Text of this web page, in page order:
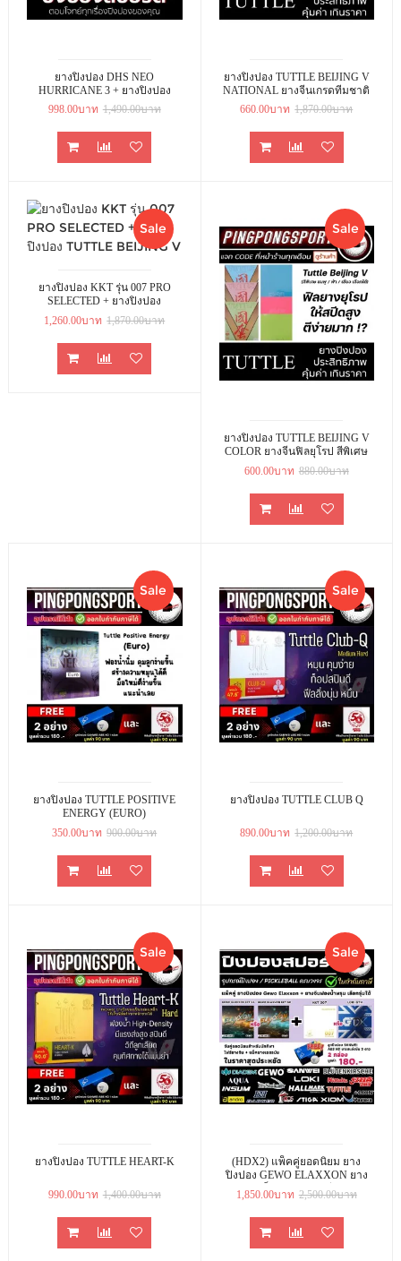
ยางปิงปอง DHS NEO
HURRICANE 3 + ยางปิงปอง
TUTTLE POSITIVE ENERGY
NON TACKY แถมฟรี กาวปิงปอง
PINGPONGSPORT 9 ML.
998.00บาท 1,490.00บาท
ยางปิงปอง TUTTLE BEIJING V
NATIONAL ยางจีนเกรดทีมชาติ
คุมง่าย ตีง่าย
660.00บาท 1,870.00บาท
Sale
ยางปิงปอง KKT รุ่น 007 PRO
SELECTED + ยางปิงปอง
TUTTLE BEIJING V
1,260.00บาท 1,870.00บาท
Sale
ยางปิงปอง TUTTLE BEIJING V
COLOR ยางจีนฟิลยุโรป สีพิเศษ
600.00บาท 880.00บาท
Sale
ยางปิงปอง TUTTLE POSITIVE
ENERGY (EURO)
350.00บาท 900.00บาท
Sale
ยางปิงปอง TUTTLE CLUB Q
890.00บาท 1,200.00บาท
Sale
ยางปิงปอง TUTTLE HEART-K
990.00บาท 1,400.00บาท
Sale
(HDX2) แพ็คคู่ยอดนิยม ยาง
ปิงปอง GEWO ELAXXON ยาง
เยอรมัน เร็ว แรง + ยางจีนสายบุก
KKT 007 PRO SELECTED / LOKI
GTX PRO
1,850.00บาท 2,500.00บาท